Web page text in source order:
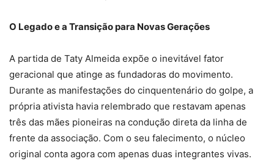
O Legado e a Transição para Novas Gerações
A partida de Taty Almeida expõe o inevitável fator
geracional que atinge as fundadoras do movimento.
Durante as manifestações do cinquentenário do golpe, a
própria ativista havia relembrado que restavam apenas
três das mães pioneiras na condução direta da linha de
frente da associação. Com o seu falecimento, o núcleo
original conta agora com apenas duas integrantes vivas.